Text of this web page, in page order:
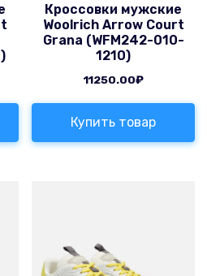
Кроссовки мужские
Woolrich Arrow Court
Grana (WFM242-010-
1210)
11250.00₽
Купить товар